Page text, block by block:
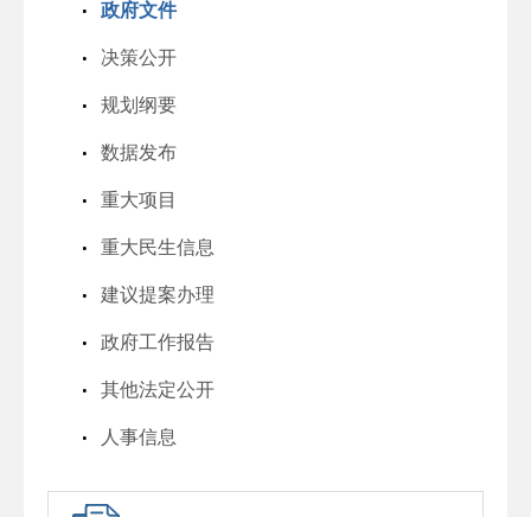
政府文件
决策公开
规划纲要
数据发布
重大项目
重大民生信息
建议提案办理
政府工作报告
其他法定公开
人事信息